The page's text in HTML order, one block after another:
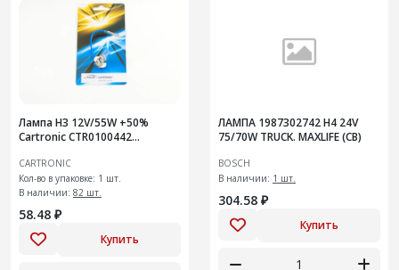
Лампа H3 12V/55W +50%
Cartronic CTR0100442
света от стандартной
CARTRONIC
Кол-во в упаковке: 1 шт.
В наличии: 82 шт.
58.48 ₽
Купить
ЛАМПА 1987302742 H4 24V
75/70W TRUCK. MAXLIFE (CB)
BOSCH
В наличии: 1 шт.
304.58 ₽
Купить